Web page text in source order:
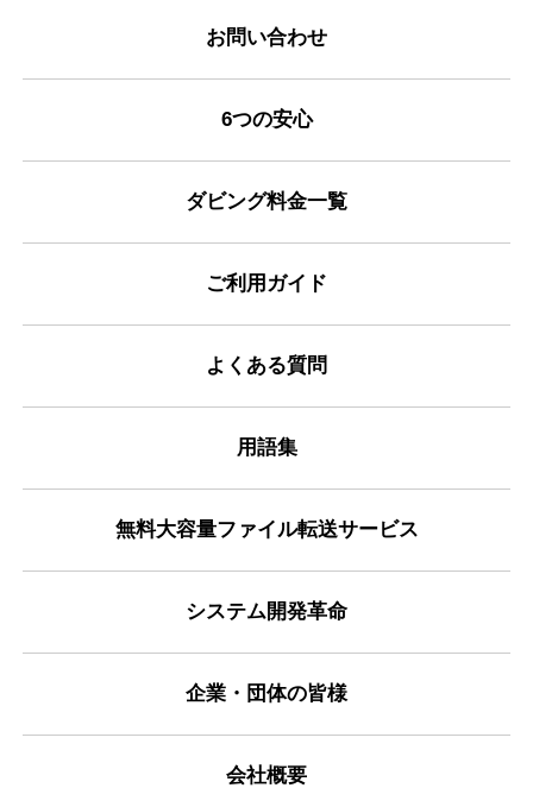
お問い合わせ
6つの安心
ダビング料金一覧
ご利用ガイド
よくある質問
用語集
無料大容量ファイル転送サービス
システム開発革命
企業・団体の皆様
会社概要